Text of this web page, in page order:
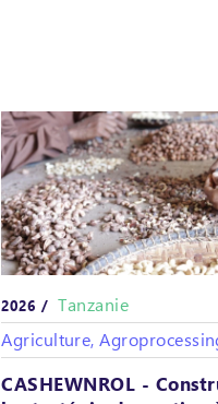
2026 / Tanzanie
Agriculture,
CASHEWNROL -